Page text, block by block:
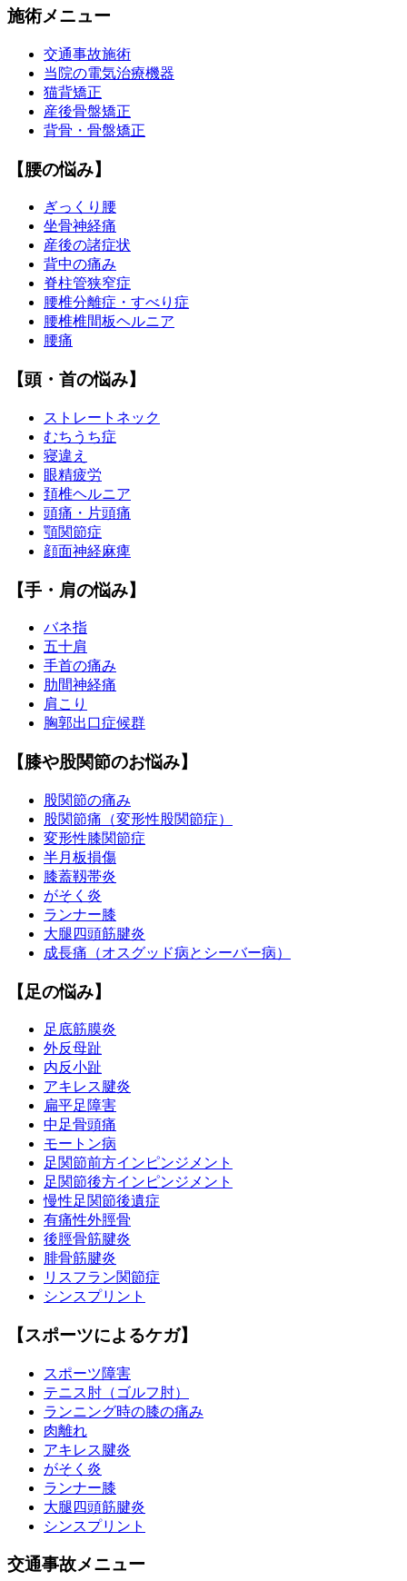
施術メニュー
交通事故施術
当院の電気治療機器
猫背矯正
産後骨盤矯正
背骨・骨盤矯正
【腰の悩み】
ぎっくり腰
坐骨神経痛
産後の諸症状
背中の痛み
脊柱管狭窄症
腰椎分離症・すべり症
腰椎椎間板ヘルニア
腰痛
【頭・首の悩み】
ストレートネック
むちうち症
寝違え
眼精疲労
頚椎ヘルニア
頭痛・片頭痛
顎関節症
顔面神経麻痺
【手・肩の悩み】
バネ指
五十肩
手首の痛み
肋間神経痛
肩こり
胸郭出口症候群
【膝や股関節のお悩み】
股関節の痛み
股関節痛（変形性股関節症）
変形性膝関節症
半月板損傷
膝蓋靱帯炎
がそく炎
ランナー膝
大腿四頭筋腱炎
成長痛（オスグッド病とシーバー病）
【足の悩み】
足底筋膜炎
外反母趾
内反小趾
アキレス腱炎
扁平足障害
中足骨頭痛
モートン病
足関節前方インピンジメント
足関節後方インピンジメント
慢性足関節後遺症
有痛性外脛骨
後脛骨筋腱炎
腓骨筋腱炎
リスフラン関節症
シンスプリント
【スポーツによるケガ】
スポーツ障害
テニス肘（ゴルフ肘）
ランニング時の膝の痛み
肉離れ
アキレス腱炎
がそく炎
ランナー膝
大腿四頭筋腱炎
シンスプリント
交通事故メニュー